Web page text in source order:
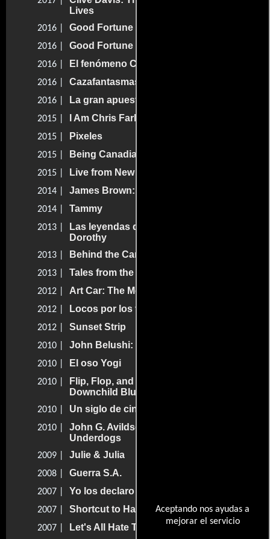
Aceptando nos ayudas a
mejorar el servicio
Lives
2016 | Good Fortune
2016 | Good Fortune
2016 | El fenómeno Cazafantasmas
2016 | Cazafantasmas: Responde al llamado
2016 | La gran apuesta
2015 | I Am Chris Farley
2015 | Pixeles
2015 | Being Canadian
2015 | Live from New York!
2014 | James Brown: el rey del soul
2014 | Tammy
2013 |
Las leyendas de Oz: El regreso de
Dorothy
2013 | Behind the Candelabra
2013 | Tales from the Warner Bros. Lot
2012 | Art Car: The Movie
2012 | Locos por los votos
2012 | Sunset Strip
2010 | John Belushi: Dancing on the Edge
2010 | El oso Yogi
2010 |
Flip, Flop, and Fly, 40 Years of the
Downchild Blues Band
2010 | Un siglo de cine
2010 |
John G. Avildsen: King of the
Underdogs
2009 | Julie & Julia
2008 | Guerra S.A.
2007 | Yo los declaro marido y... Larry
2007 | Shortcut to Happiness
2007 | Let's All Hate Toronto